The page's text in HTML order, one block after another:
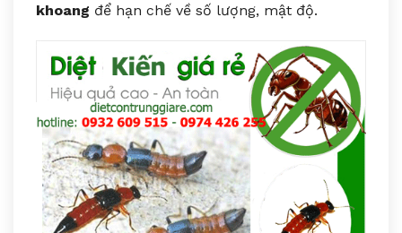
khoang để hạn chế về số lượng, mật độ.